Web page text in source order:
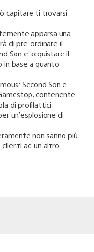
capitare ti trovarsi
apparsa una
di pre-ordinare il
Son e acquistare il
in base a quanto
Second Son e
contenente
di profilattici
un’esplosione di
non sanno più
ad un altro